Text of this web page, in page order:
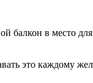
балкон в место
это каждому